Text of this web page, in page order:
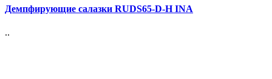
Демпфирующие салазки RUDS65-D-H INA
..